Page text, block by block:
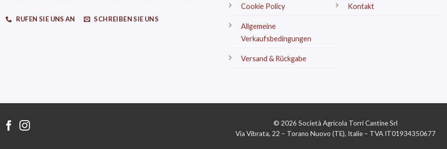
RUFEN SIE UNS AN SCHREIBEN SIE UNS
Cookie Policy
Allgemeine
Verkaufsbedingungen
Versand & Rückgabe
Kontakt
© 2026 Società Agricola Torri Cantine Srl
Via Vibrata, 22 – Torano Nuovo (TE), Italie – TVA IT01934350677